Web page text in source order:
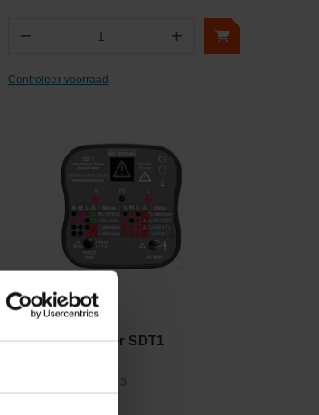
− +
Controleer voorraad
Vergelijken
Stekkerdoostester SDT1
020053